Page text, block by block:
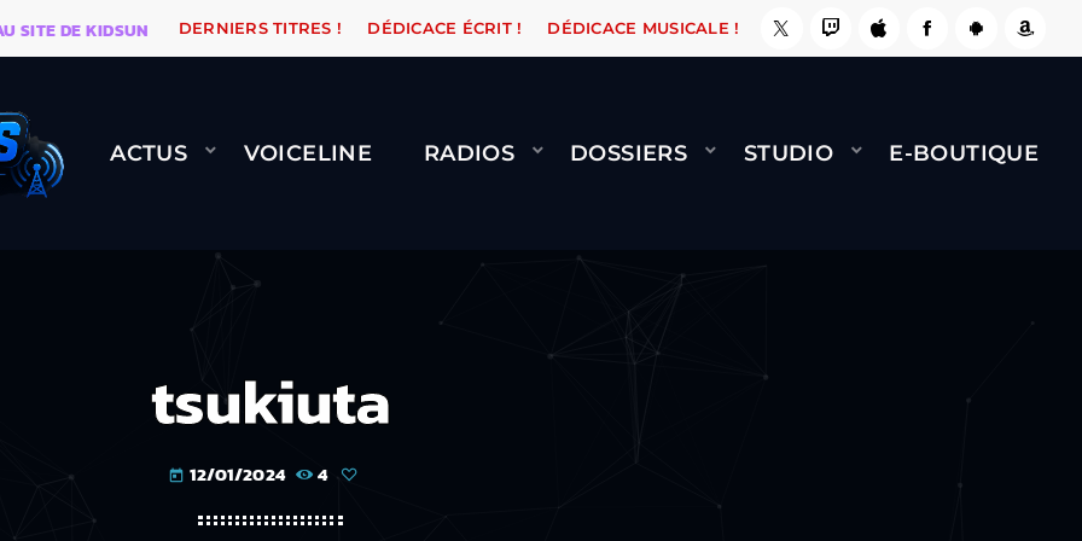
DE KIDSUNE WARÉTRO ORANGE ROAD QUI PASSE, ÇA LE FAIT ! NAMI BERNARD MINET - FLY
DERNIERS TITRES ! DÉDICACE ÉCRIT ! DÉDICACE MUSICALE !
ACTUS VOICELINE RADIOS DOSSIERS STUDIO E-BOUTIQUE
tsukiuta
today 12/01/2024 4